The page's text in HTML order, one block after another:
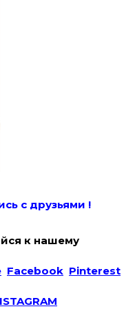
с друзьями !
к нашему
Facebook Pinterest